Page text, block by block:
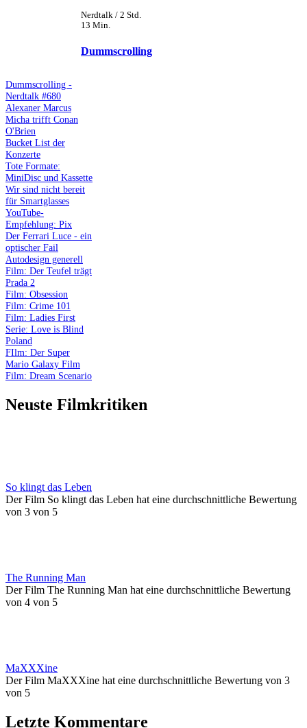
Nerdtalk / 2 Std.
13 Min.
Dummscrolling
Dummscrolling -
Nerdtalk #680
Alexaner Marcus
Micha trifft Conan
O'Brien
Bucket List der
Konzerte
Tote Formate:
MiniDisc und Kassette
Wir sind nicht bereit
für Smartglasses
YouTube-
Empfehlung: Pix
Der Ferrari Luce - ein
optischer Fail
Autodesign generell
Film: Der Teufel trägt
Prada 2
Film: Obsession
Film: Crime 101
Film: Ladies First
Serie: Love is Blind
Poland
FIlm: Der Super
Mario Galaxy Film
Film: Dream Scenario
Neuste Filmkritiken
So klingt das Leben
Der Film So klingt das Leben hat eine durchschnittliche Bewertung
von 3 von 5
The Running Man
Der Film The Running Man hat eine durchschnittliche Bewertung
von 4 von 5
MaXXXine
Der Film MaXXXine hat eine durchschnittliche Bewertung von 3
von 5
Letzte Kommentare